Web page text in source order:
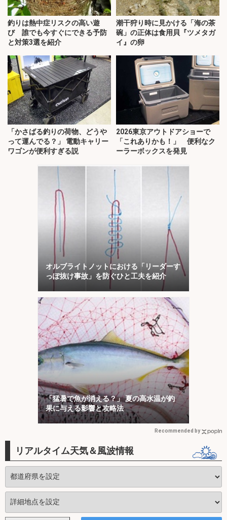
釣りは熱中症リスクの高い遊
び 誰でも今すぐにできる予防
と対策3選を紹介
潮干狩り時に見かける「海の茶
碗」の正体は食用貝『ツメタガ
イ』の卵
「かさばる釣りの荷物、どうや
って運んでる？」 電動キャリー
ワゴンが便利すぎる説
2026東京アウトドアショーで
「これありかも！」 便利なク
ーラーボックスを発見
オルブライトノットにおける「リーダーす
っぽ抜け事故」を防ぐひと工夫を紹介
「猛暑で魚が消える？」 夏の高水温が釣
果に与える影響と攻略法
Recommended by
リアルタイム天気＆風波情報